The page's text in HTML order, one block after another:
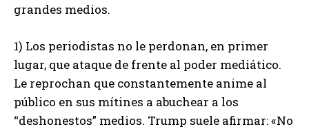
grandes medios.
1) Los periodistas no le perdonan, en primer
lugar, que ataque de frente al poder mediático.
Le reprochan que constantemente anime al
público en sus mítines a abuchear a los
“deshonestos” medios. Trump suele afirmar: «No